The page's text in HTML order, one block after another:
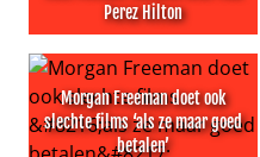
Perez Hilton
Neef Michael Jackson
Morgan Freeman doet ook
slechte films ‘als ze maar goed
betalen’